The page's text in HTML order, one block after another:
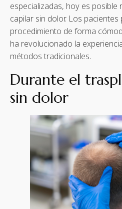
especializadas, hoy es posible
capilar sin dolor. Los
procedimiento de forma
ha revolucionado la
métodos tradicionales.
Durante el
sin dolor